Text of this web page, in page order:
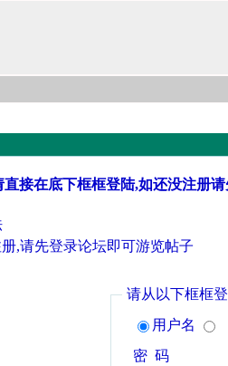
接在底下框框登陆,如还没注册
,请先登录论坛即可游览帖子
请从以下框框
用户名
密 码